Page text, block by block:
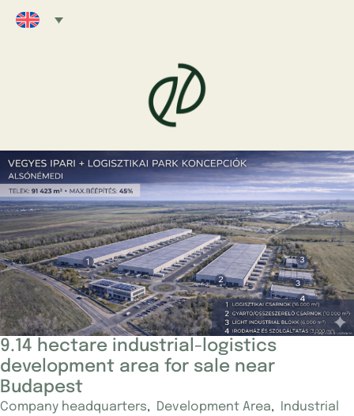
9.14 hectare industrial-logistics
development area for sale near
Budapest
Company headquarters, Development Area,
Industrial